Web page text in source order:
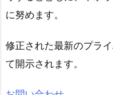
に努めます。
修正された最新のプラ
て開示されます。